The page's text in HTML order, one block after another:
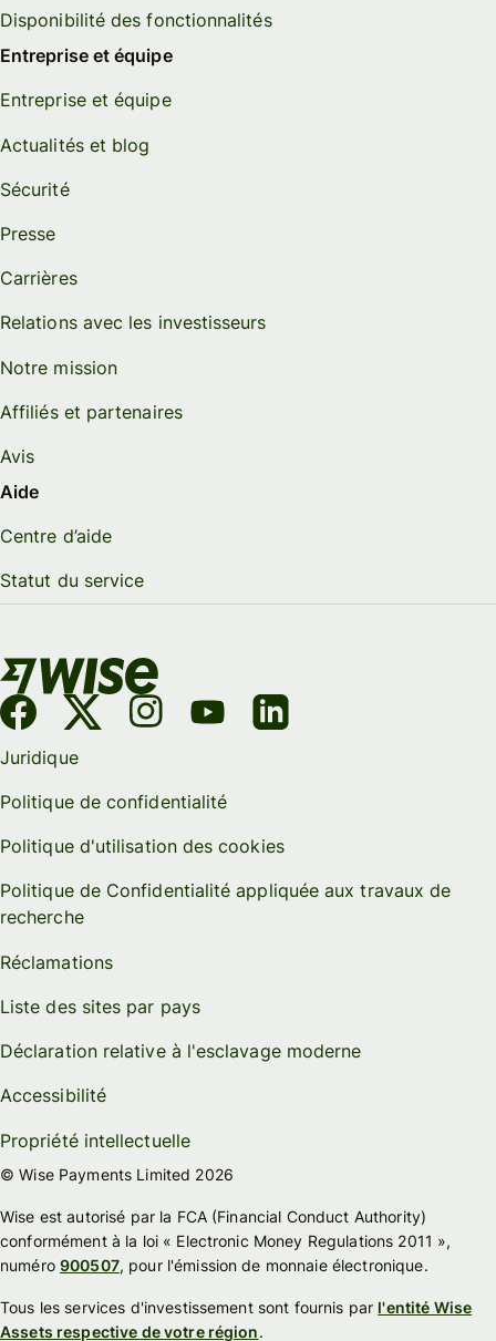
Disponibilité des fonctionnalités
Entreprise et équipe
Entreprise et équipe
Actualités et blog
Sécurité
Presse
Carrières
Relations avec les investisseurs
Notre mission
Affiliés et partenaires
Avis
Aide
Centre d’aide
Statut du service
Juridique
Politique de confidentialité
Politique d'utilisation des cookies
Politique de Confidentialité appliquée aux travaux de
recherche
Réclamations
Liste des sites par pays
Déclaration relative à l'esclavage moderne
Accessibilité
Propriété intellectuelle
© Wise Payments Limited 2026
Wise est autorisé par la FCA (Financial Conduct Authority)
conformément à la loi « Electronic Money Regulations 2011 »,
numéro 900507, pour l'émission de monnaie électronique.
Tous les services d'investissement sont fournis par l'entité Wise
Assets respective de votre région.